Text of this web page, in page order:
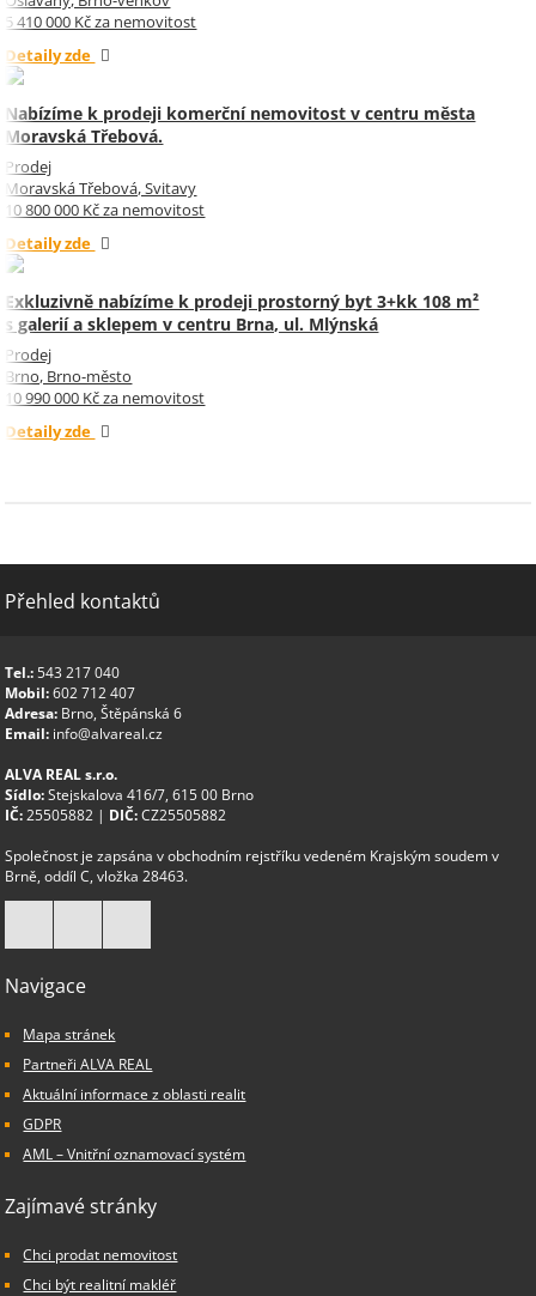
5 410 000 Kč za nemovitost
Detaily zde
Nabízíme k prodeji komerční nemovitost v centru města
Moravská Třebová.
Prodej
Moravská Třebová, Svitavy
10 800 000 Kč za nemovitost
Detaily zde
Exkluzivně nabízíme k prodeji prostorný byt 3+kk 108 m²
s galerií a sklepem v centru Brna, ul. Mlýnská
Prodej
Brno, Brno-město
10 990 000 Kč za nemovitost
Detaily zde
Přehled kontaktů
Tel.:543 217 040
Mobil:602 712 407
Adresa: Brno, Štěpánská 6
Email: info@alvareal.cz
ALVA REAL s.r.o.
Sídlo:Stejskalova 416/7, 615 00 Brno
IČ:25505882 | DIČ:CZ25505882
Společnost je zapsána v obchodním rejstříku vedeném Krajským soudem v
Brně, oddíl C, vložka 28463.
Navigace
Mapa stránek
Partneři ALVA REAL
Aktuální informace z oblasti realit
GDPR
AML – Vnitřní oznamovací systém
Zajímavé stránky
Chci prodat nemovitost
Chci být realitní makléř